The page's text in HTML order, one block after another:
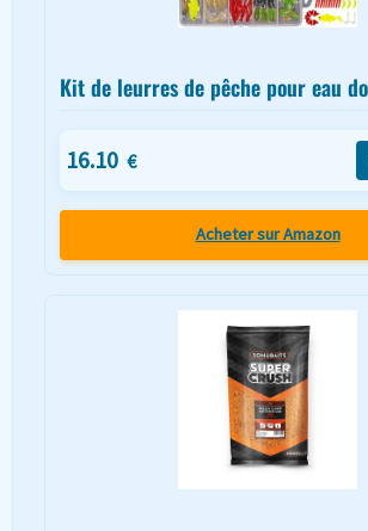
Kit de leurres de pêche pour eau
16.10 €
Acheter sur Amazon